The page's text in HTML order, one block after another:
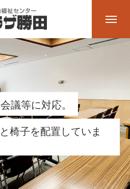
会議等に対応。
と椅子を配置 してい ま